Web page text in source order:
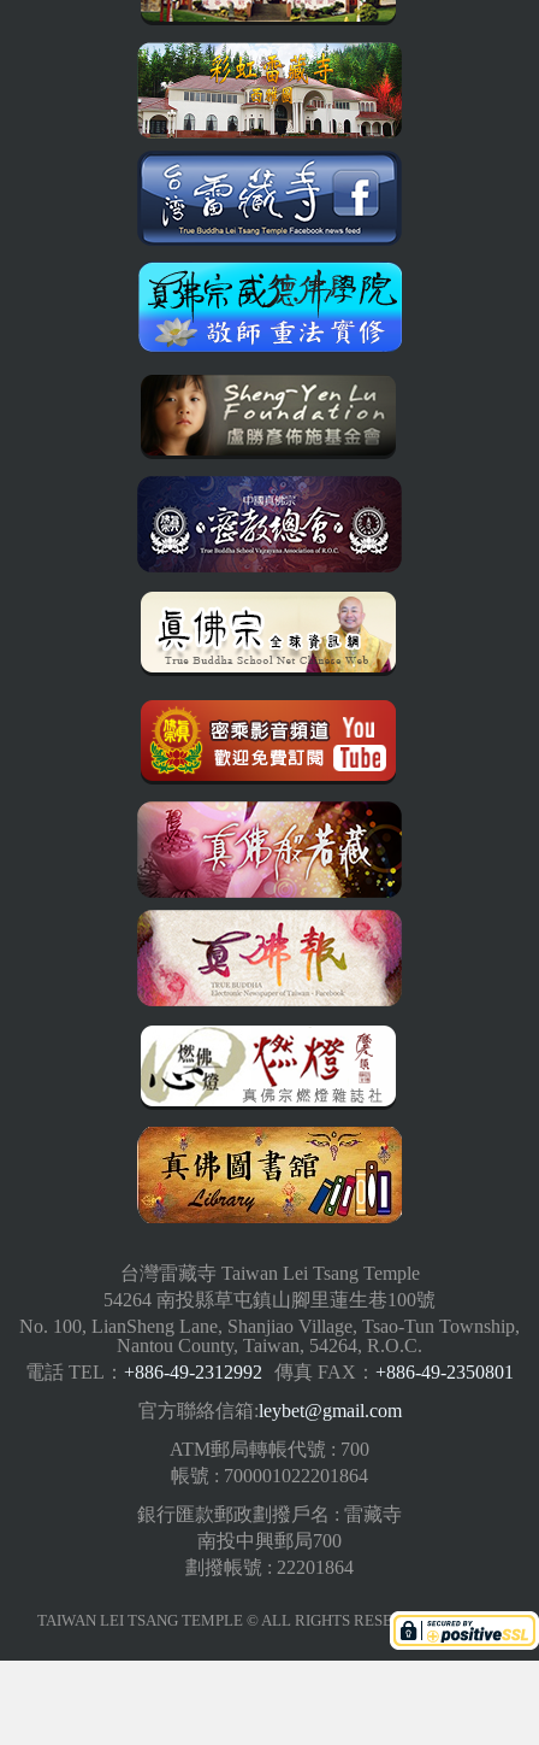
台灣雷藏寺 Taiwan Lei Tsang Temple
54264 南投縣草屯鎮山腳里蓮生巷100號
No. 100, LianSheng Lane, Shanjiao Village, Tsao-Tun Township,
Nantou County, Taiwan, 54264, R.O.C.
電話 TEL： +886-49-2312992 傳真 FAX： +886-49-2350801
官方聯絡信箱:leybet@gmail.com
ATM郵局轉帳代號 : 700
帳號 : 700001022201864
銀行匯款郵政劃撥戶名 : 雷藏寺
南投中興郵局700
劃撥帳號 : 22201864
TAIWAN LEI TSANG TEMPLE © ALL RIGHTS RESERVED.版權聲明